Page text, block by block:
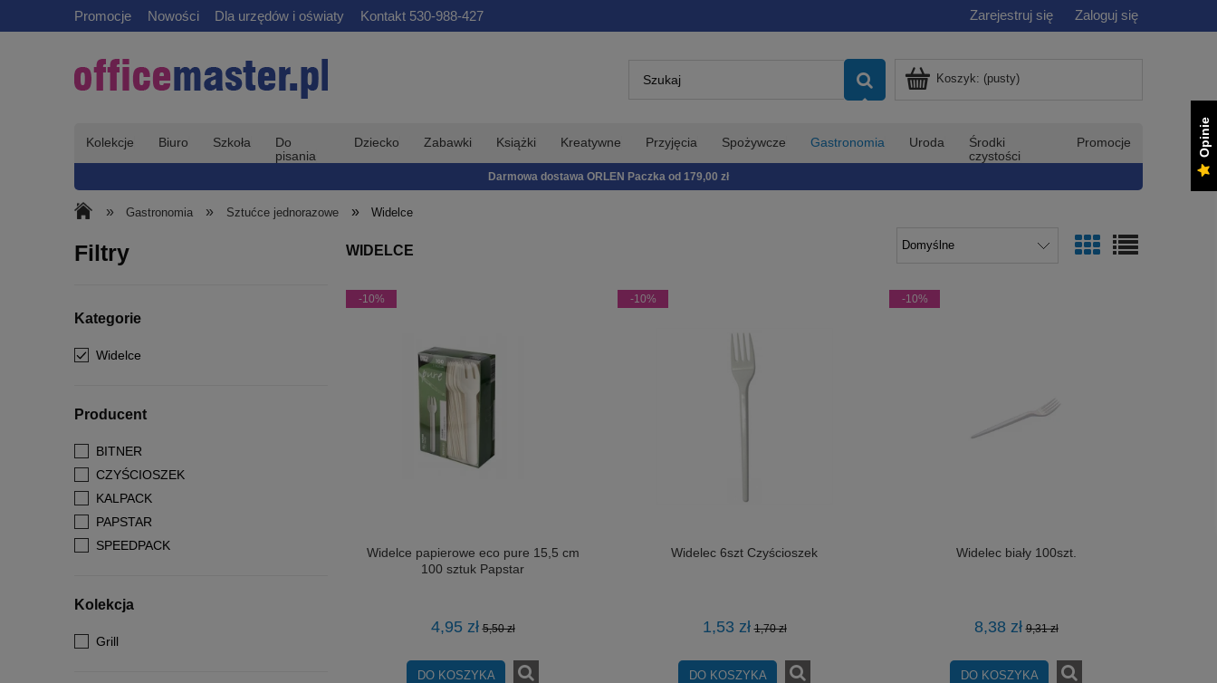
Promocje Nowości Dla urzędów i oświaty Kontakt 530-988-427 Zarejestruj się Zaloguj się
Koszyk: (pusty)
Kolekcje Biuro Szkoła
Do
pisania
Dziecko Zabawki Książki Kreatywne Przyjęcia Spożywcze Gastronomia Uroda
Środki
czystości
Promocje
Darmowa dostawa ORLEN Paczka od 179,00 zł
» Gastronomia » Sztućce jednorazowe » Widelce
Filtry
Kategorie
Widelce
Producent
BITNER
CZYŚCIOSZEK
KALPACK
PAPSTAR
SPEEDPACK
Kolekcja
Grill
WIDELCE
Widelce papierowe eco pure 15,5 cm
100 sztuk Papstar
4,95 zł 5,50 zł
DO KOSZYKA
-10%
Widelec 6szt Czyścioszek
1,53 zł 1,70 zł
DO KOSZYKA
-10%
Widelec biały 100szt.
8,38 zł 9,31 zł
DO KOSZYKA
-10%
Opinie